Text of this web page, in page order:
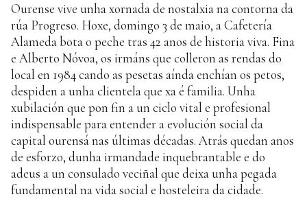
Ourense vive unha xornada de nostalxia na contorna da
rúa Progreso. Hoxe, domingo 3 de maio, a Cafetería
Alameda bota o peche tras 42 anos de historia viva. Fina
e Alberto Nóvoa, os irmáns que colleron as rendas do
local en 1984 cando as pesetas aínda enchían os petos,
despiden a unha clientela que xa é familia. Unha
xubilación que pon fin a un ciclo vital e profesional
indispensable para entender a evolución social da
capital ourensá nas últimas décadas. Atrás quedan anos
de esforzo, dunha irmandade inquebrantable e do
adeus a un consulado veciñal que deixa unha pegada
fundamental na vida social e hosteleira da cidade.